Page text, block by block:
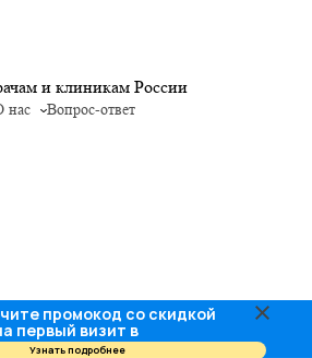
и клиникам России
нас Вопрос-ответ
промокод со скидкой
первый визит в
Узнать подробнее